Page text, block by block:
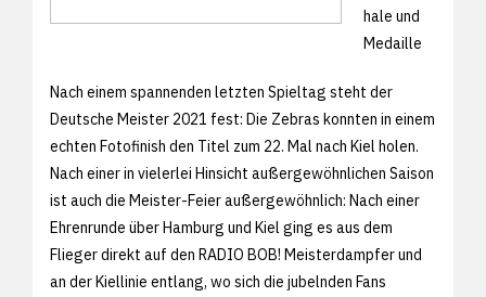
hale und
Medaille
Nach einem spannenden letzten Spieltag steht der
Deutsche Meister 2021 fest: Die Zebras konnten in einem
echten Fotofinish den Titel zum 22. Mal nach Kiel holen.
Nach einer in vielerlei Hinsicht außergewöhnlichen Saison
ist auch die Meister-Feier außergewöhnlich: Nach einer
Ehrenrunde über Hamburg und Kiel ging es aus dem
Flieger direkt auf den RADIO BOB! Meisterdampfer und
an der Kiellinie entlang, wo sich die jubelnden Fans